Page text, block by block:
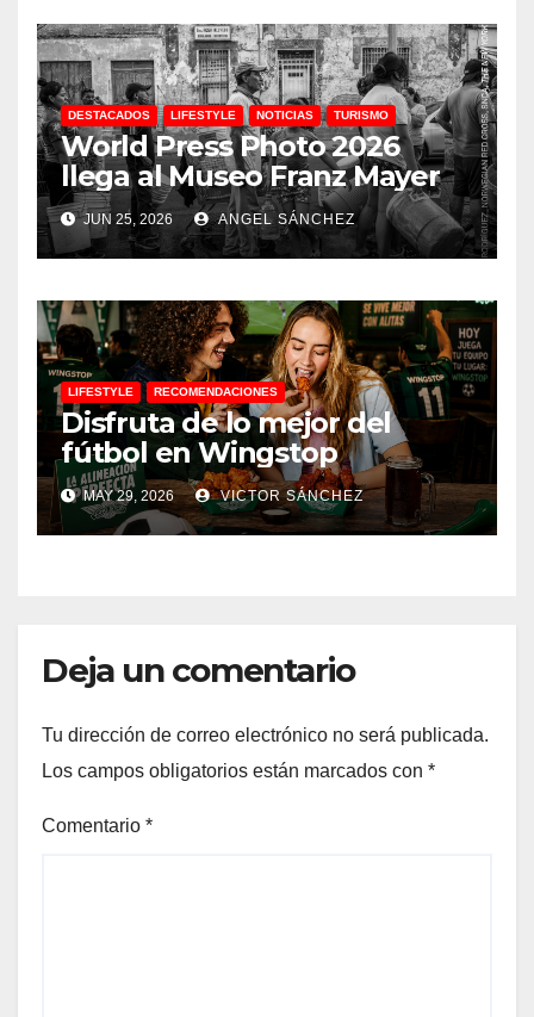
DESTACADOS LIFESTYLE NOTICIAS TURISMO
World Press Photo 2026
llega al Museo Franz Mayer
JUN 25, 2026 ANGEL SÁNCHEZ
LIFESTYLE RECOMENDACIONES
Disfruta de lo mejor del
fútbol en Wingstop
MAY 29, 2026 VICTOR SÁNCHEZ
Deja un comentario
Tu dirección de correo electrónico no será publicada.
Los campos obligatorios están marcados con *
Comentario *